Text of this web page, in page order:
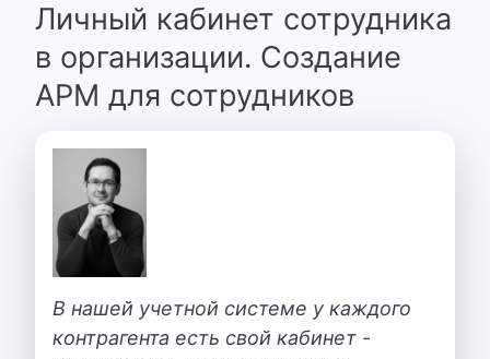
Личный кабинет сотрудника
в организации. Создание
АРМ для сотрудников
В нашей учетной системе у каждого
контрагента есть свой кабинет -